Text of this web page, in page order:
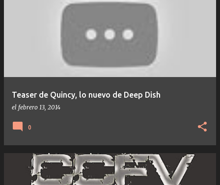
Teaser de Quincy, lo nuevo de Deep Dish
el febrero 13, 2014
0